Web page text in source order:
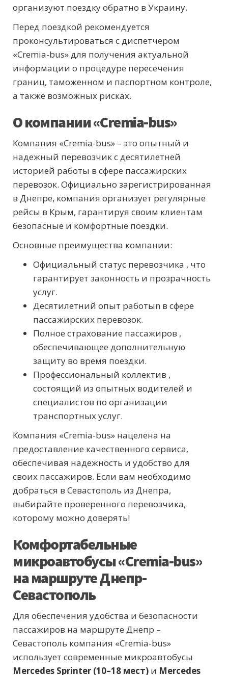
организуют поездку обратно в Украину.
Перед поездкой рекомендуется
проконсультироваться с диспетчером
«Cremia-bus» для получения актуальной
информации о процедуре пересечения
границ, таможенном и паспортном контроле,
а также возможных рисках.
О компании «Cremia-bus»
Компания «Cremia-bus» – это опытный и
надежный перевозчик с десятилетней
историей работы в сфере пассажирских
перевозок. Официально зарегистрированная
в Днепре, компания организует регулярные
рейсы в Крым, гарантируя своим клиентам
безопасные и комфортные поездки.
Основные преимущества компании:
Официальный статус перевозчика , что
гарантирует законность и прозрачность
услуг.
Десятилетний опыт работыn в сфере
пассажирских перевозок.
Полное страхование пассажиров ,
обеспечивающее дополнительную
защиту во время поездки.
Профессиональный коллектив ,
состоящий из опытных водителей и
специалистов по организации
транспортных услуг.
Компания «Cremia-bus» нацелена на
предоставление качественного сервиса,
обеспечивая надежность и удобство для
своих пассажиров. Если вам необходимо
добраться в Севастополь из Днепра,
выбирайте проверенного перевозчика,
которому можно доверять!
Комфортабельные
микроавтобусы «Cremia-bus»
на маршруте Днепр-
Севастополь
Для обеспечения удобства и безопасности
пассажиров на маршруте Днепр –
Севастополь компания «Cremia-bus»
использует современные микроавтобусы
Mercedes Sprinter (10–18 мест) и Mercedes